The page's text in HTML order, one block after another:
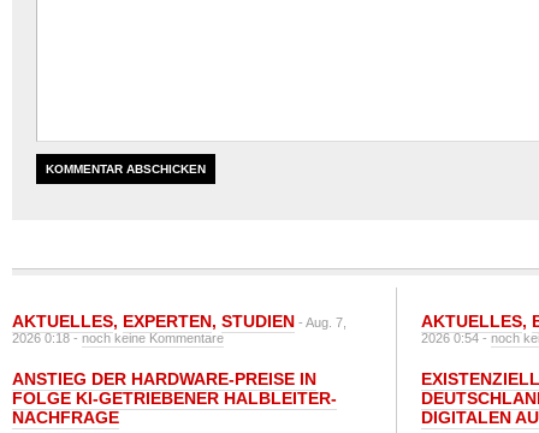
AKTUELLES, EXPERTEN, STUDIEN - Aug. 7,
2026 0:18 -noch keine Kommentare
ANSTIEG DER HARDWARE-PREISE IN
FOLGE KI-GETRIEBENER HALBLEITER-
NACHFRAGE
AKTUELLES,
2026 0:54 -noch
DIGITALEN